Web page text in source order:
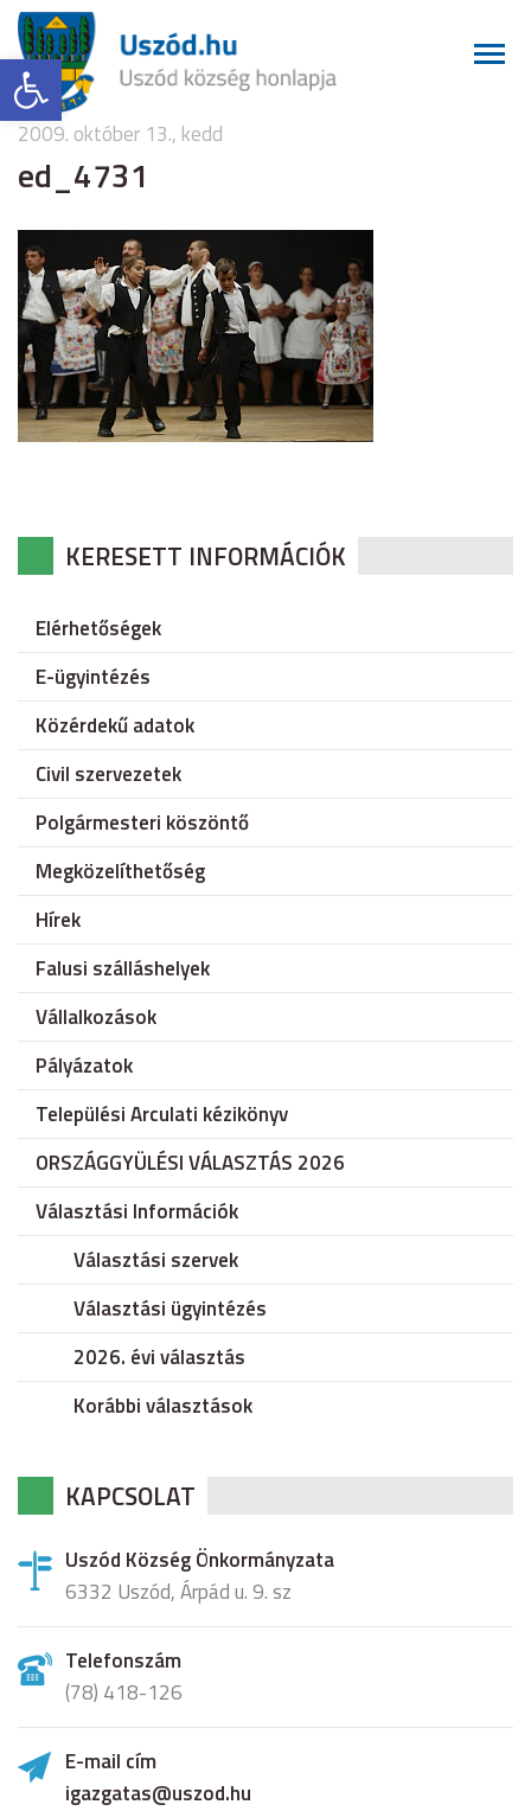
Eszköztár megnyitása
2009. október 13., kedd
ed_4731
KERESETT INFORMÁCIÓK
Elérhetőségek
E-ügyintézés
Közérdekű adatok
Civil szervezetek
Polgármesteri köszöntő
Megközelíthetőség
Hírek
Falusi szálláshelyek
Vállalkozások
Pályázatok
Települési Arculati kézikönyv
ORSZÁGGYÜLÉSI VÁLASZTÁS 2026
Választási Információk
Választási szervek
Választási ügyintézés
2026. évi választás
Korábbi választások
KAPCSOLAT
Uszód Község Önkormányzata
6332 Uszód, Árpád u. 9. sz
Telefonszám
(78) 418-126
E-mail cím
igazgatas@uszod.hu